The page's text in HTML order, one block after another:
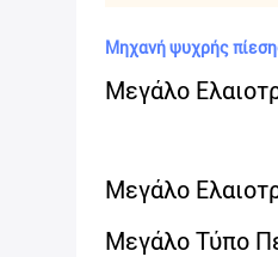
Μηχανή ψυχρής
Μεγάλο
Μεγάλο
Μεγάλο Τύπο